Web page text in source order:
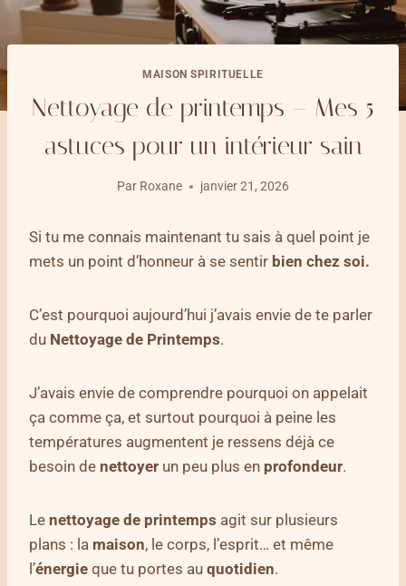
MAISON SPIRITUELLE
Nettoyage de printemps – Mes 5
astuces pour un intérieur sain
Par Roxane janvier 21, 2026
Si tu me connais maintenant tu sais à quel point je
mets un point d’honneur à se sentir bien chez soi.
C’est pourquoi aujourd’hui j’avais envie de te parler
du Nettoyage de Printemps.
J’avais envie de comprendre pourquoi on appelait
ça comme ça, et surtout pourquoi à peine les
températures augmentent je ressens déjà ce
besoin de nettoyer un peu plus en profondeur.
Le nettoyage de printemps agit sur plusieurs
plans : la maison, le corps, l’esprit… et même
l’énergie que tu portes au quotidien.